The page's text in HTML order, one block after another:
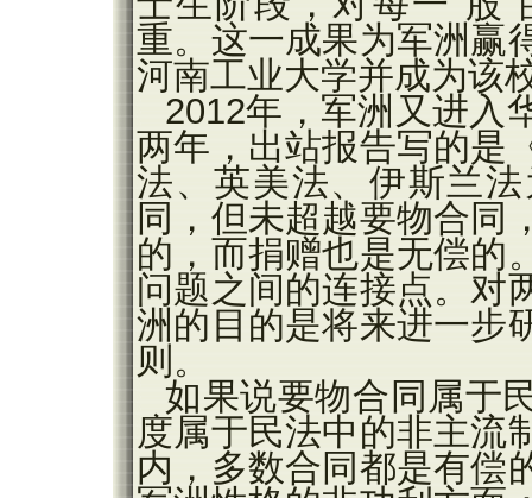
重。这一成果为军洲赢
河南工业大学并成为该
2012年，军洲又进入
两年，出站报告写的是
法、英美法、伊斯兰
同，但未超越要物合同
的，而捐赠也是无偿的
问题之间的连接点。对
洲的目的是将来进一步
则。
如果说要物合同属于
度属于民法中的非主流
内，多数合同都是有偿